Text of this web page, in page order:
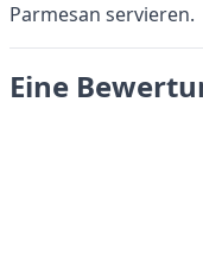
Parmesan servieren.
Eine